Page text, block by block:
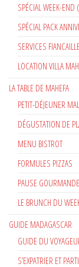
SPÉCIAL WEEK-END
SPÉCIAL PACK
SERVICES
LOCATION VILLA
LA TABLE DE MAHEFA
PETIT-DÉJEUNER
DÉGUSTATION DE
MENU BISTROT
FORMULES PIZZAS
PAUSE GOURMANDE
LE BRUNCH DU
GUIDE MADAGASCAR
GUIDE DU
S’EXPATRIER ET